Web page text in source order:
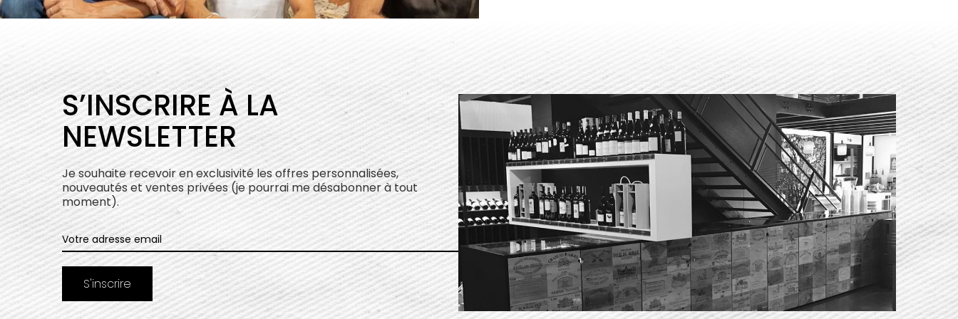
S’INSCRIRE À LA
NEWSLETTER
Je souhaite recevoir en exclusivité les offres personnalisées,
nouveautés et ventes privées (je pourrai me désabonner à tout
moment).